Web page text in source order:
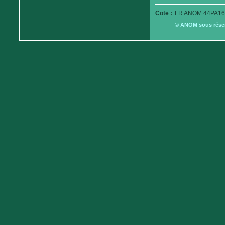
Cote : FR ANOM
© ANOM sous